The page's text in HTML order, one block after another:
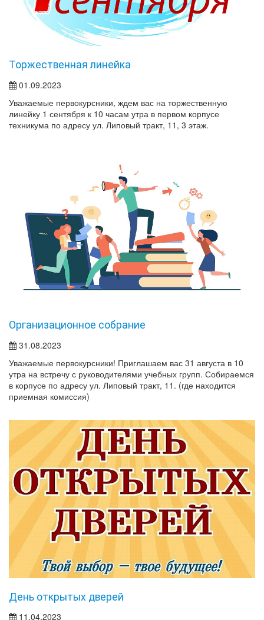
Торжественная линейка
01.09.2023
Уважаемые первокурсники, ждем вас на торжественную
линейку 1 сентября к 10 часам утра в первом корпусе
техникума по адресу ул. Липовый тракт, 11, 3 этаж.
Организационное собрание
31.08.2023
Уважаемые первокурсники! Приглашаем вас 31 августа в 10
утра на встречу с руководителями учебных групп. Собираемся
в корпусе по адресу ул. Липовый тракт, 11. (где находится
приемная комиссия)
День открытых дверей
11.04.2023